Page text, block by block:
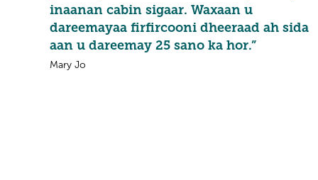
inaanan cabin sigaar. Waxaan u
dareemayaa firfircooni dheeraad ah sida
aan u dareemay 25 sano ka hor.”
Mary Jo